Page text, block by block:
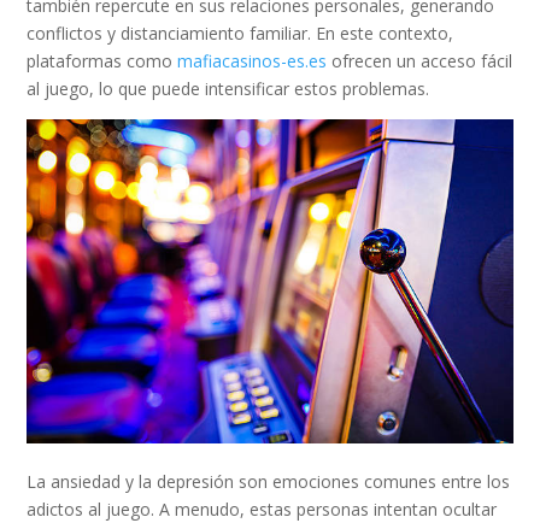
también repercute en sus relaciones personales, generando
conflictos y distanciamiento familiar. En este contexto,
plataformas comomafiacasinos-es.es ofrecen un acceso fácil
al juego, lo que puede intensificar estos problemas.
La ansiedad y la depresión son emociones comunes entre los
adictos al juego. A menudo, estas personas intentan ocultar